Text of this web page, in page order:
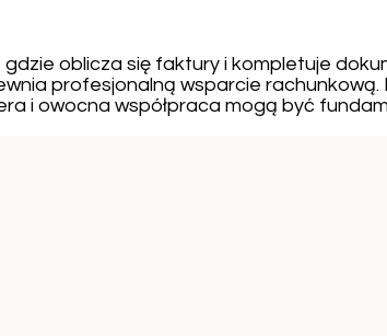
oblicza się faktury i kompletuje
profesjonalną wsparcie
i owocna współpraca mogą być